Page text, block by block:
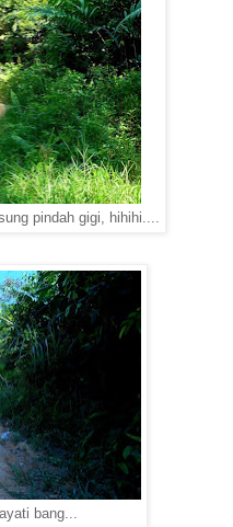
pindah gigi, hihihi....
bang...